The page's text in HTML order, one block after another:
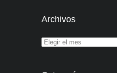
Archivos